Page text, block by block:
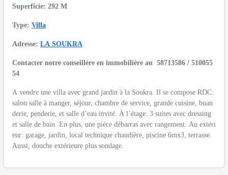
Superficie: 292 M
Type: Villa
Adresse: LA SOUKRA
Contacter notre conseillère en immobilière au 58713586 / 510055
54
A vendre une villa avec grand jardin à la Soukra. Il se compose RDC:
salon salle à manger, séjour, chambre de service, grande cuisine, buan
derie, penderie, et salle d’eau invité. À l’étage: 3 suites avec dressing
et salle de bain. En plus, une pièce débarras avec rangement. Au extéri
eur: garage, jardin, local technique chaudière, piscine 6mx3, terrasse.
Aussi, douche extérieure plus sondage.